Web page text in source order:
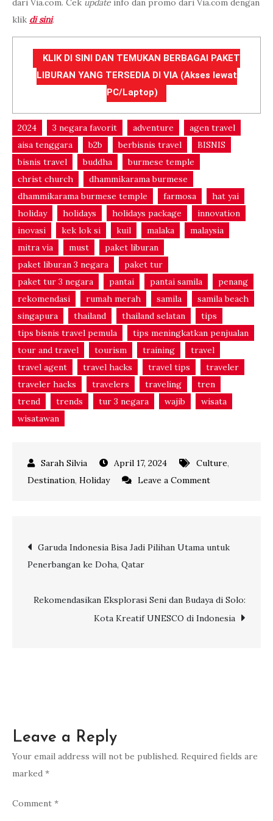
dari Via.com. Cek update info dan promo dari Via.com dengan
klik di sini.
KLIK DI SINI DAN TEMUKAN BERBAGAI PAKET
LIBURAN YANG TERSEDIA DI VIA (Akses lewat
PC/Laptop)
2024 3 negara favorit adventure
agen travel
aisa tenggara
b2b berbisnis travel
BISNIS
bisnis travel
buddha
burmese temple
christ church
dhammikarama burmese
dhammikarama burmese temple
farmosa
hat yai
holiday
holidays holidays package
innovation
inovasi
kek lok si kuil malaka
malaysia
mitra via
must
paket liburan
paket liburan 3 negara
paket tur
paket tur 3 negara
pantai pantai samila
penang
rekomendasi
rumah merah samila
samila beach
singapura
thailand thailand selatan
tips
tips bisnis travel pemula
tips meningkatkan penjualan
tour and travel
tourism training
travel
travel agent
travel hacks travel tips
traveler
traveler hacks
travelers traveling
tren
trend
trends tur 3 negara wajib
wisata
wisatawan
April 17, 2024 Culture,
Destination, Holiday Leave a Commenton
Tenggara:
Favorit
di
Post
navigation
Garuda Indonesia Bisa Jadi Pilihan Utama untuk
Penerbangan ke Doha, Qatar
Rekomendasikan Eksplorasi Seni dan Budaya di Solo:
Kota Kreatif UNESCO di Indonesia
Leave a Reply
Your email address will not be published. Required fields are
marked *
Comment *